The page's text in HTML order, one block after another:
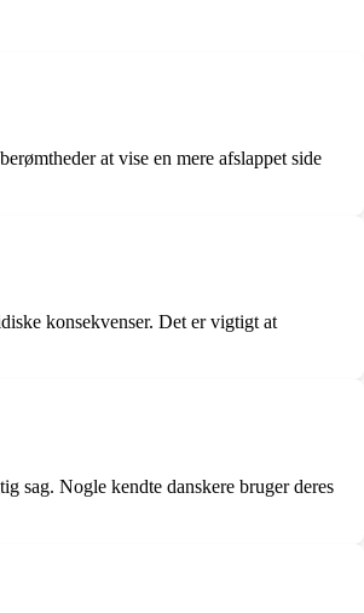
at vise en mere afslappet side
konsekvenser. Det er vigtigt at
sag. Nogle kendte danskere bruger deres